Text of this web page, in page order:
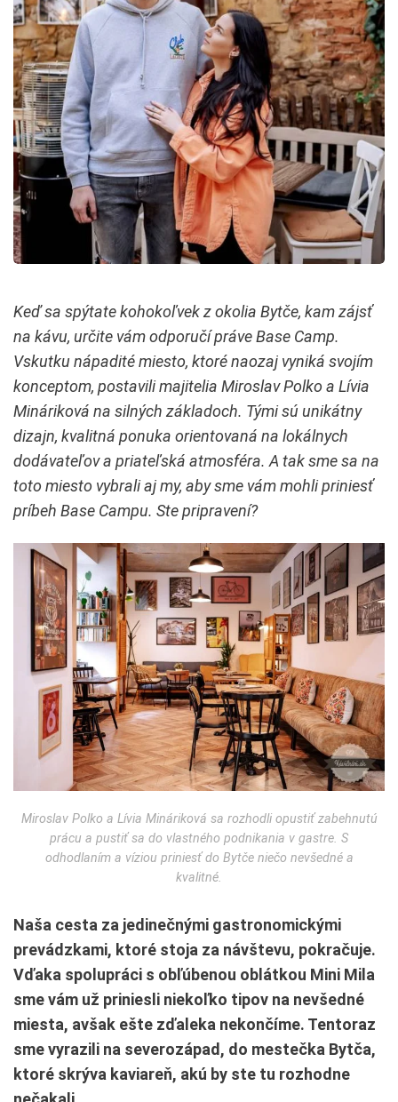
Keď sa spýtate kohokoľvek z okolia Bytče, kam zájsť
na kávu, určite vám odporučí práve Base Camp.
Vskutku nápadité miesto, ktoré naozaj vyniká svojím
konceptom, postavili majitelia Miroslav Polko a Lívia
Mináriková na silných základoch. Tými sú unikátny
dizajn, kvalitná ponuka orientovaná na lokálnych
dodávateľov a priateľská atmosféra. A tak sme sa na
toto miesto vybrali aj my, aby sme vám mohli priniesť
príbeh Base Campu. Ste pripravení?
Miroslav Polko a Lívia Mináriková sa rozhodli opustiť zabehnutú
prácu a pustiť sa do vlastného podnikania v gastre. S
odhodlaním a víziou priniesť do Bytče niečo nevšedné a
kvalitné.
Naša cesta za jedinečnými gastronomickými
prevádzkami, ktoré stoja za návštevu, pokračuje.
Vďaka spolupráci s obľúbenou oblátkou Mini Mila
sme vám už priniesli niekoľko tipov na nevšedné
miesta, avšak ešte zďaleka nekončíme. Tentoraz
sme vyrazili na severozápad, do mestečka Bytča,
ktoré skrýva kaviareň, akú by ste tu rozhodne